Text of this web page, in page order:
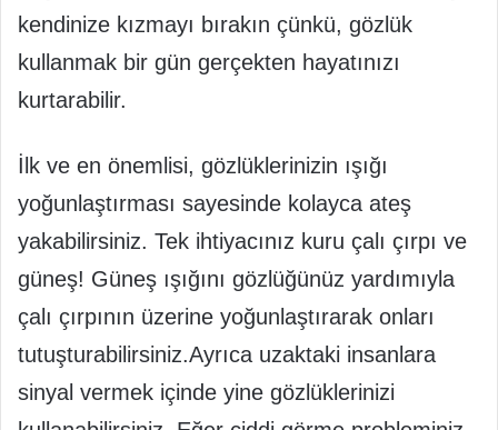
kendinize kızmayı bırakın çünkü, gözlük
kullanmak bir gün gerçekten hayatınızı
kurtarabilir.
İlk ve en önemlisi, gözlüklerinizin ışığı
yoğunlaştırması sayesinde kolayca ateş
yakabilirsiniz. Tek ihtiyacınız kuru çalı çırpı ve
güneş! Güneş ışığını gözlüğünüz yardımıyla
çalı çırpının üzerine yoğunlaştırarak onları
tutuşturabilirsiniz.Ayrıca uzaktaki insanlara
sinyal vermek içinde yine gözlüklerinizi